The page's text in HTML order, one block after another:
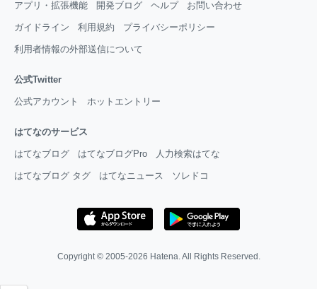
アプリ・拡張機能 開発ブログ ヘルプ お問い合わせ
ガイドライン 利用規約 プライバシーポリシー
利用者情報の外部送信について
公式Twitter
公式アカウント ホットエントリー
はてなのサービス
はてなブログ はてなブログPro 人力検索はてな
はてなブログ タグ はてなニュース ソレドコ
Copyright © 2005-2026 Hatena. All Rights Reserved.